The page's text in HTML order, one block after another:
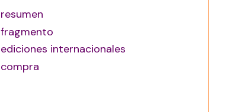
resumen
fragmento
ediciones internacionales
compra